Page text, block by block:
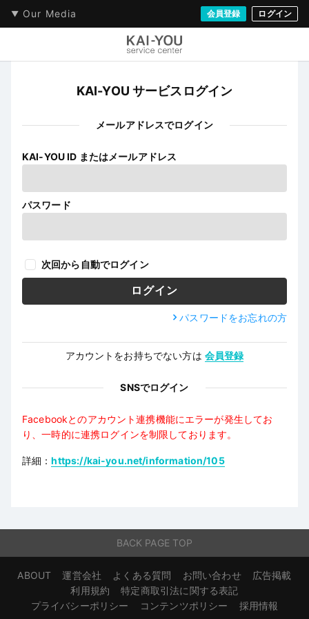
Our Media 会員登録 ログイン
KAI-YOU サービスログイン
メールアドレスでログイン
KAI-YOU ID またはメールアドレス
パスワード
次回から自動でログイン
パスワードをお忘れの方
アカウントをお持ちでない方は 会員登録
SNSでログイン
Facebookとのアカウント連携機能にエラーが発生してお
り、一時的に連携ログインを制限しております。
詳細：https://kai-you.net/information/105
BACK PAGE TOP
ABOUT 運営会社 よくある質問 お問い合わせ
広告掲載
利用規約
特定商取引法に関する表記
プライバシーポリシー
コンテンツポリシー 採用情報